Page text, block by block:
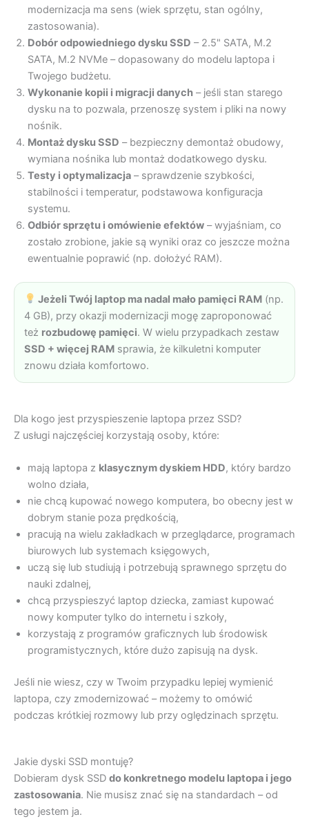
modernizacja ma sens (wiek sprzętu, stan ogólny,
zastosowania).
Dobór odpowiedniego dysku SSD – 2.5" SATA, M.2
SATA, M.2 NVMe – dopasowany do modelu laptopa i
Twojego budżetu.
Wykonanie kopii i migracji danych – jeśli stan starego
dysku na to pozwala, przenoszę system i pliki na nowy
nośnik.
Montaż dysku SSD – bezpieczny demontaż obudowy,
wymiana nośnika lub montaż dodatkowego dysku.
Testy i optymalizacja – sprawdzenie szybkości,
stabilności i temperatur, podstawowa konfiguracja
systemu.
Odbiór sprzętu i omówienie efektów – wyjaśniam, co
zostało zrobione, jakie są wyniki oraz co jeszcze można
ewentualnie poprawić (np. dołożyć RAM).
Jeżeli Twój laptop ma nadal mało pamięci RAM(np.
4 GB), przy okazji modernizacji mogę zaproponować
też rozbudowę pamięci. W wielu przypadkach zestaw
SSD + więcej RAM sprawia, że kilkuletni komputer
znowu działa komfortowo.
Dla kogo jest przyspieszenie laptopa przez SSD?
Z usługi najczęściej korzystają osoby, które:
mają laptopa z klasycznym dyskiem HDD, który bardzo
wolno działa,
nie chcą kupować nowego komputera, bo obecny jest w
dobrym stanie poza prędkością,
pracują na wielu zakładkach w przeglądarce, programach
biurowych lub systemach księgowych,
uczą się lub studiują i potrzebują sprawnego sprzętu do
nauki zdalnej,
chcą przyspieszyć laptop dziecka, zamiast kupować
nowy komputer tylko do internetu i szkoły,
korzystają z programów graficznych lub środowisk
programistycznych, które dużo zapisują na dysk.
Jeśli nie wiesz, czy w Twoim przypadku lepiej wymienić
laptopa, czy zmodernizować – możemy to omówić
podczas krótkiej rozmowy lub przy oględzinach sprzętu.
Jakie dyski SSD montuję?
Dobieram dysk SSD do konkretnego modelu laptopa i jego
zastosowania. Nie musisz znać się na standardach – od
tego jestem ja.